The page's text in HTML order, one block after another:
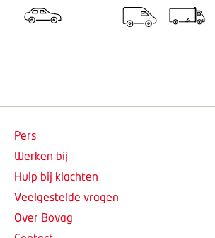
Pers
Werken bij
Hulp bij klachten
Veelgestelde vragen
Over Bovag